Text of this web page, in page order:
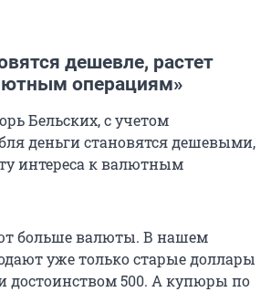
дешевле, растет
операциям»
Бельских, с учетом
деньги становятся дешевыми,
интереса к валютным
больше валюты. В нашем
уже только старые доллары
достоинством 500. А купюры по